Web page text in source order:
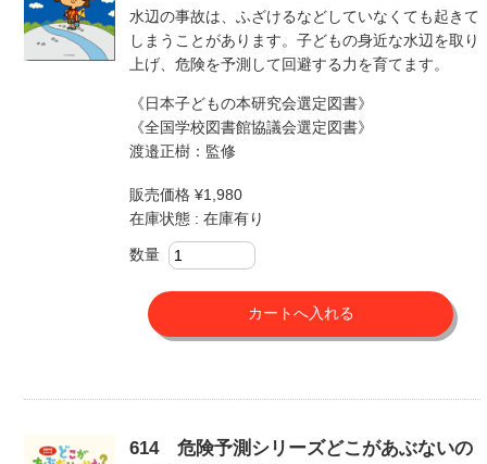
水辺の事故は、ふざけるなどしていなくても起きて
しまうことがあります。子どもの身近な水辺を取り
上げ、危険を予測して回避する力を育てます。
《日本子どもの本研究会選定図書》
《全国学校図書館協議会選定図書》
渡邉正樹：監修
販売価格 ¥1,980
在庫状態 : 在庫有り
数量
614 危険予測シリーズどこがあぶないの